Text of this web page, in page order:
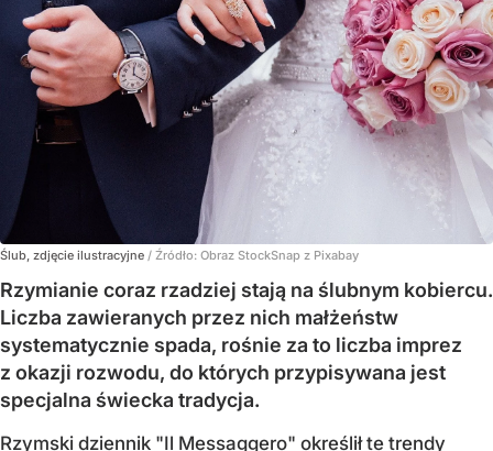
Ślub, zdjęcie ilustracyjne / Źródło: Obraz StockSnap z Pixabay
Rzymianie coraz rzadziej stają na ślubnym kobiercu.
Liczba zawieranych przez nich małżeństw
systematycznie spada, rośnie za to liczba imprez
z okazji rozwodu, do których przypisywana jest
specjalna świecka tradycja.
Rzymski dziennik "Il Messaggero" określił te trendy